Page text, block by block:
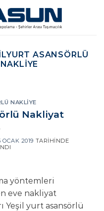
ASANSÖRLÜ
NAKLIYE
Nakliyat
OCAK 2019 TARIHINDE
yöntemleri
eve nakliyat
Yeşil yurt asansörlü